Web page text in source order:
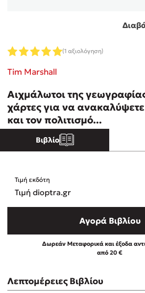
Το λιμάνι μου είσαι
Ένας γίγαντας στο
Δανάη Δεληγεώργη
(1 αξιολόγηση)
Tim Marshall
Αιχμάλωτοι της
χάρτες για να ανακαλύψετε
και τον πολιτισμό...
Βιβλίο
Λεπτομέρειες Βιβλίου
Τιμή εκδότη
Τιμή dioptra.gr
Αγορά Βιβλίου
Δωρεάν Μεταφορικά και έξοδα
από 20 €